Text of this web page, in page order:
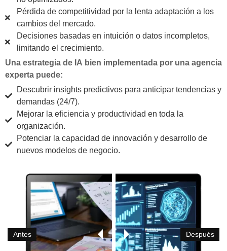
Pérdida de competitividad por la lenta adaptación a los
cambios del mercado.
Decisiones basadas en intuición o datos incompletos,
limitando el crecimiento.
Una estrategia de IA bien implementada por una agencia
experta puede:
Descubrir insights predictivos para anticipar tendencias y
demandas (24/7).
Mejorar la eficiencia y productividad en toda la
organización.
Potenciar la capacidad de innovación y desarrollo de
nuevos modelos de negocio.
Antes Después